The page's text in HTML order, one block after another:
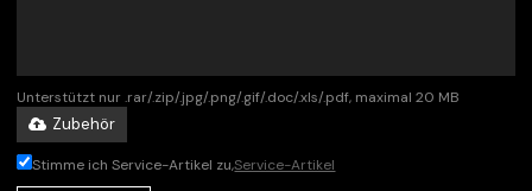
Unterstützt nur .rar/.zip/.jpg/.png/.gif/.doc/.xls/.pdf, maximal 20 MB
Zubehör
Stimme ich Service-Artikel zu,Service-Artikel